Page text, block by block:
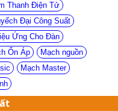
Thanh Điện Tử
Đại Công Suất
Ứng Cho Đàn
Ổn Áp
Mạch nguồn
Mạch Master